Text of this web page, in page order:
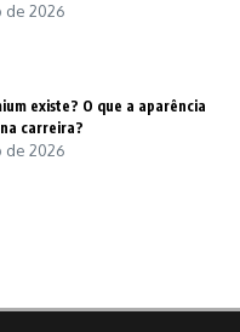
de 2026
existe? O que a aparência
carreira?
de 2026